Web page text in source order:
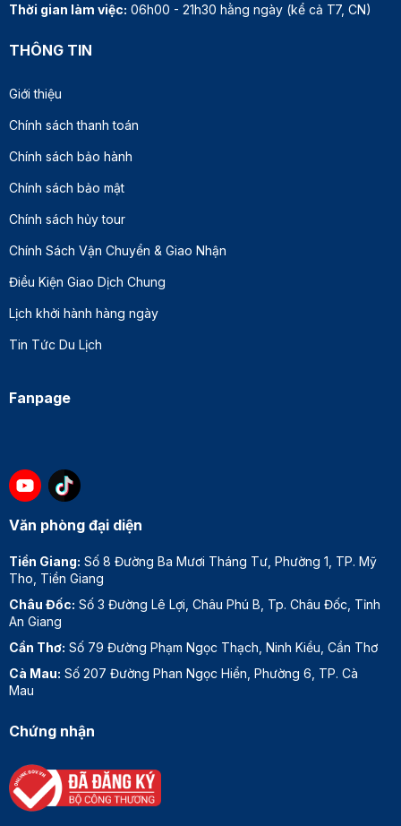
Thời gian làm việc: 06h00 - 21h30 hằng ngày (kể cả T7, CN)
THÔNG TIN
Giới thiệu
Chính sách thanh toán
Chính sách bảo hành
Chính sách bảo mật
Chính sách hủy tour
Chính Sách Vận Chuyển & Giao Nhận
Điều Kiện Giao Dịch Chung
Lịch khởi hành hàng ngày
Tin Tức Du Lịch
Fanpage
Văn phòng đại diện
Tiền Giang: Số 8 Đường Ba Mươi Tháng Tư, Phường 1, TP. Mỹ
Tho, Tiền Giang
Châu Đốc: Số 3 Đường Lê Lợi, Châu Phú B, Tp. Châu Đốc, Tỉnh
An Giang
Cần Thơ: Số 79 Đường Phạm Ngọc Thạch, Ninh Kiều, Cần Thơ
Cà Mau: Số 207 Đường Phan Ngọc Hiển, Phường 6, TP. Cà
Mau
Chứng nhận